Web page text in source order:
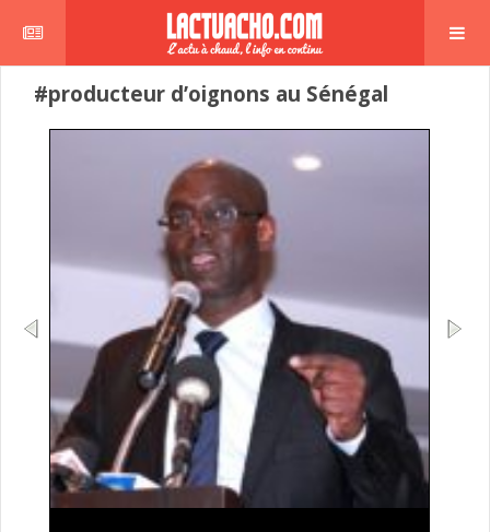
#producteur d’oignons au Sénégal